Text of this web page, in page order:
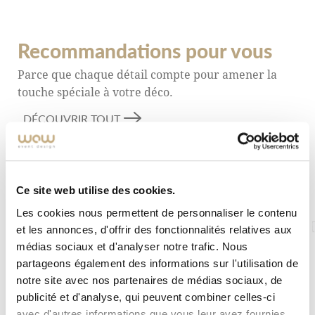
Ce site web utilise des cookies.
Les cookies nous permettent de personnaliser le contenu
et les annonces, d'offrir des fonctionnalités relatives aux
médias sociaux et d'analyser notre trafic. Nous
partageons également des informations sur l'utilisation de
notre site avec nos partenaires de médias sociaux, de
publicité et d'analyse, qui peuvent combiner celles-ci
Recommandations pour vous
Parce que chaque détail compte pour amener la
touche spéciale à votre déco.
DÉCOUVRIR TOUT